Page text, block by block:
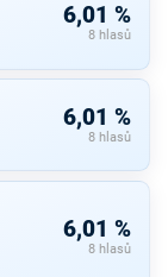
6,01 %
8 hlasů
6,01 %
8 hlasů
6,01 %
8 hlasů